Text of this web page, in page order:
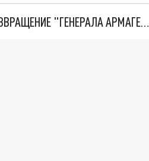
ТРИ ГЛАВНЫХ ИНСАЙДА ОБ СВО. ОТМЕНА МОБИЛИЗАЦИИ И ВОЗВРАЩЕНИЕ "ГЕНЕРАЛА АРМАГЕДДОНА"? ОТЛИЧНЫЕ НОВОСТИ, КОТОРЫЕ ЖДАЛИ ВСЕ